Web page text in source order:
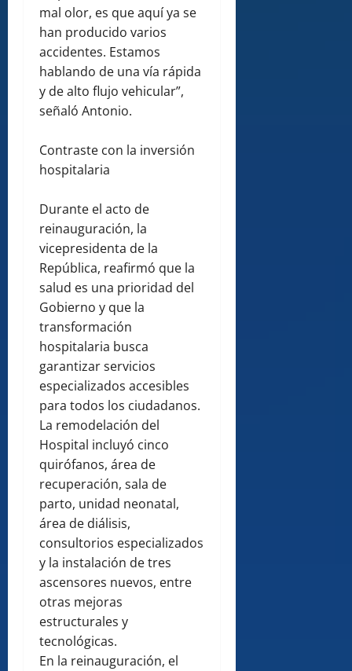
mal olor, es que aquí ya se
han producido varios
accidentes. Estamos
hablando de una vía rápida
y de alto flujo vehicular”,
señaló Antonio.
Contraste con la inversión
hospitalaria
Durante el acto de
reinauguración, la
vicepresidenta de la
República, reafirmó que la
salud es una prioridad del
Gobierno y que la
transformación
hospitalaria busca
garantizar servicios
especializados accesibles
para todos los ciudadanos.
La remodelación del
Hospital incluyó cinco
quirófanos, área de
recuperación, sala de
parto, unidad neonatal,
área de diálisis,
consultorios especializados
y la instalación de tres
ascensores nuevos, entre
otras mejoras
estructurales y
tecnológicas.
En la reinauguración, el